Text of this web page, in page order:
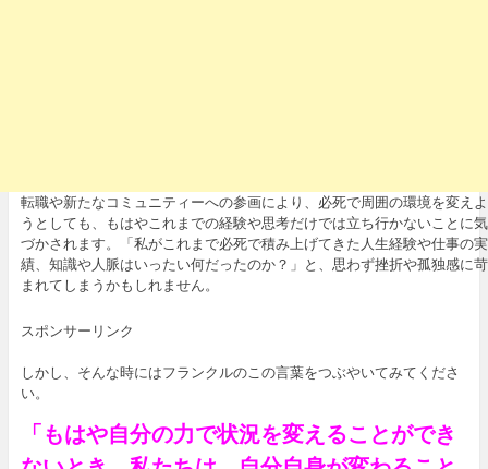
転職や新たなコミュニティーへの参画により、必死で周囲の環境を変えよ
うとしても、もはやこれまでの経験や思考だけでは立ち行かないことに気
づかされます。「私がこれまで必死で積み上げてきた人生経験や仕事の実
績、知識や人脈はいったい何だったのか？」と、思わず挫折や孤独感に苛
まれてしまうかもしれません。
スポンサーリンク
しかし、そんな時にはフランクルのこの言葉をつぶやいてみてくださ
い。
「もはや自分の力で状況を変えることができ